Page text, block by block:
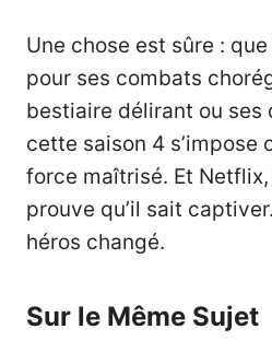
Une chose est sûre : que
pour ses combats
bestiaire délirant ou ses
cette saison 4 s’impose
force maîtrisé. Et
prouve qu’il sait
héros changé.
Sur le Même Sujet